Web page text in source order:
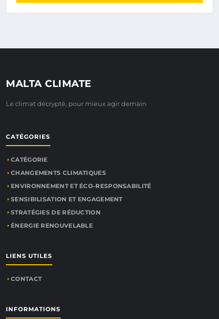
MALTA CLIMATE
Le climat décrypté, pour mieux agir demain
CATÉGORIES
CATÉGORIE
CHANGEMENTS CLIMATIQUES
ENVIRONNEMENT ET ÉCO-RESPONSABILITÉ
SENSIBILISATION ET ENGAGEMENT
STRATÉGIES DE RÉDUCTION
ÉNERGIE RENOUVELABLE
LIENS UTILES
CONTACT
INFORMATIONS